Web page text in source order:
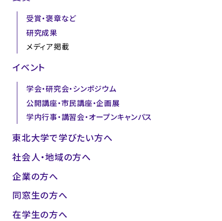
受賞・褒章など
研究成果
メディア掲載
イベント
学会・研究会・シンポジウム
公開講座・市民講座・企画展
学内行事・講習会・オープンキャンパス
東北大学で学びたい方へ
社会人・地域の方へ
企業の方へ
同窓生の方へ
在学生の方へ